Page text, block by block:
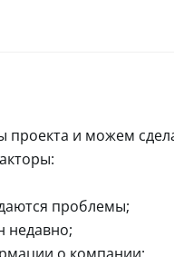
и можем
проблемы;
недавно;